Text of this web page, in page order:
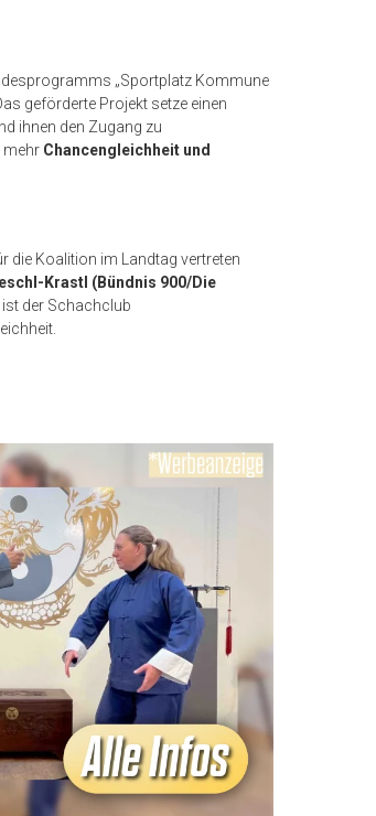
„Sportplatz Kommune
geförderte Projekt setze einen
ihnen den Zugang zu
mehr Chancengleichheit und
die Koalition im Landtag vertreten
Krastl (Bündnis 900/Die
der Schachclub